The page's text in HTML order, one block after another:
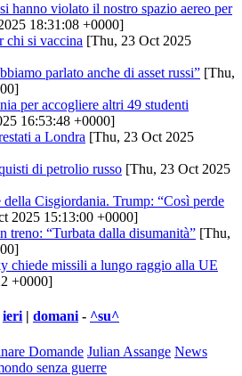
hanno violato il nostro spazio aereo per
18:31:08 +0000]
chi si vaccina [Thu, 23 Oct 2025
parlato anche di asset russi” [Thu,
per accogliere altri 49 studenti
16:53:48 +0000]
a Londra [Thu, 23 Oct 2025
di petrolio russo [Thu, 23 Oct 2025
della Cisgiordania. Trump: “Così perde
2025 15:13:00 +0000]
treno: “Turbata dalla disumanità” [Thu,
chiede missili a lungo raggio alla UE
+0000]
ieri | domani - ^su^
Domande Julian Assange News
senza guerre